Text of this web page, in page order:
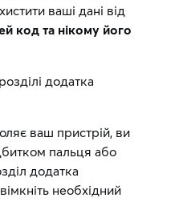
ваші дані від
код та нікому його
додатка
ваш пристрій, ви
пальця або
додатка
необхідний